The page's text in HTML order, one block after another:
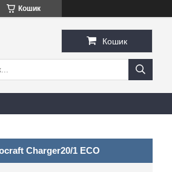
Кошик
Кошик
Charger20/1 ECO